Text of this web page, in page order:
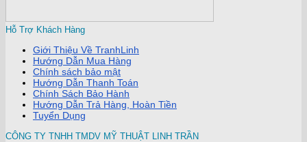
Hỗ Trợ Khách Hàng
Giới Thiệu Về TranhLinh
Hướng Dẫn Mua Hàng
Chính sách bảo mật
Hướng Dẫn Thanh Toán
Chính Sách Bảo Hành
Hướng Dẫn Trả Hàng, Hoàn Tiền
Tuyển Dụng
CÔNG TY TNHH TMDV MỸ THUẬT LINH TRẦN